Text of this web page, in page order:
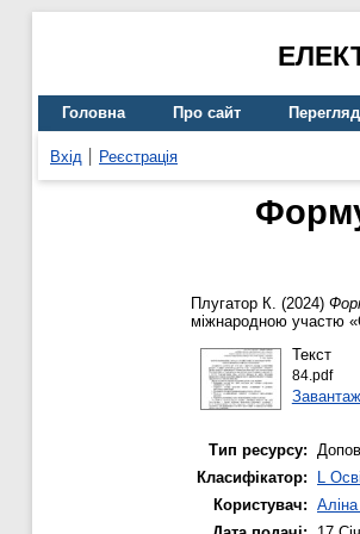
Головна Про сайт Перегляд
Вхід Реєстрація
Плугатор К. (2024)
міжнародною участю
Текст
84.pdf
Тип ресурсу:
Класифікатор:
L
Користувач: